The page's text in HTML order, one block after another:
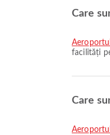
Care
facilități
Care